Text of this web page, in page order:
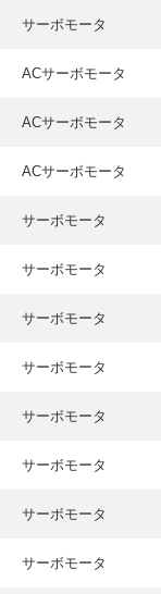
サーボモータ
ACサーボモータ
ACサーボモータ
ACサーボモータ
サーボモータ
サーボモータ
サーボモータ
サーボモータ
サーボモータ
サーボモータ
サーボモータ
サーボモータ